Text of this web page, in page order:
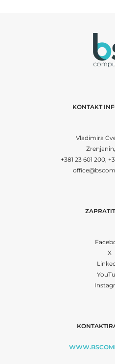
KONTAKT
Vladimira
+381 23 601 200,
X